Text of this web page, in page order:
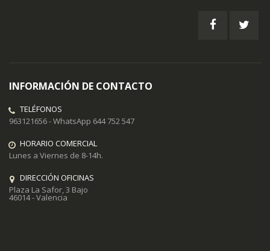
INFORMACIÓN DE CONTACTO
TELÉFONOS
963121656 - WhatsApp 644 752 547
HORARIO COMERCIAL
Lunes a Viernes de 8-14h.
DIRECCIÓN OFICINAS
Plaza La Safor, 3 Bajo
46014 - Valencia